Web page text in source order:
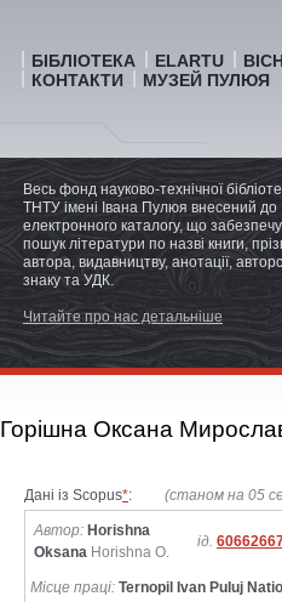
БІБЛІОТЕКА ELARTU
КОНТАКТИ
МУЗЕЙ ПУЛЮЯ
Весь фонд науково-технічної
ТНТУ імені Івана Пулюя внесений до
електронного каталогу, що
пошук літератури по назві книги,
автора, видавництву, анотації,
знаку та УДК.
Читайте про нас детальніше
Горішна Оксана
Дані із Scopus*: (станом на 05
Автор: Horishna
Oksana Horishna O.
ід.
Місце праці: Ternopil Ivan Puluj